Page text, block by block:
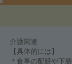
介護関連
【具体的には】
＊食事の配膳や下膳